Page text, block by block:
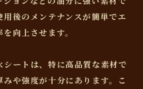
用後のメンテナンスが簡単でエ
向上させます。
シートは、特に高品質な素材で
や強度が十分にあります。こ